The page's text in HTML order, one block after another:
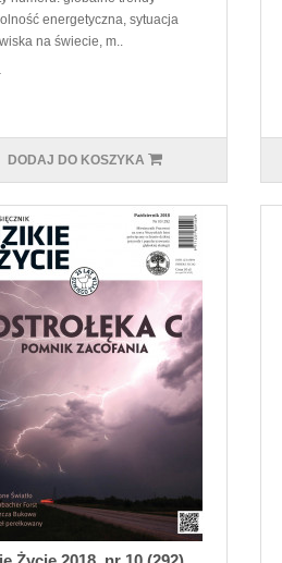
energetyczna, sytuacja
na świecie, m..
DODAJ DO KOSZYKA